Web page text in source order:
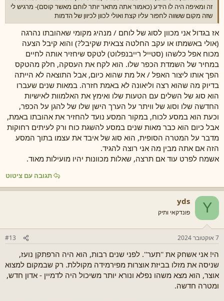
זה ומאיפה היה לו הידע (כאמור אתה מתאר יותר לוחם מאשר קוסם)- מרגיש לי
שזה מקום ששווה לחפור עליו קצת ואולי לכוון לכיוון של הדמות
אז בגדול אני מכוון לסוג של לוחם / מנהיג מקומי שאהובתו נהרגה
(אולי באשמתו או עקב החלטה צבאית שקיבל?) והוא קיבל הצעה
מכוח אפל כלשהו (סטייל רייבנפלוט) לטקס שיחזיר אותה לחיים
במחיר של השמדת הכפר שלו. הוא לקח את העסקה, חלק מהטקס
הפך אותו ליצור האפל / אל מת שהוא כיום, אבל התוצאה לא הייתה
בדיוק מה שהוא רצה וליאונה לא באמת חזרה. במאות שנים שעברו
הוא סוג של השלים עם הטעות שלו ואימץ את האלמוות לאישיות
החדשה שלו וסוג של וויתר על הערך הישן שלו של להגן על הכפר,
וכעת הוא במסע לכוח, במקור המסע נועד להחזיר את אהובתו באמת,
אבל כיום הוא כבר מאות שנים במסע להשגת כוח ורק לעיתים רחוקות
מדבר על המטרה הסופית, הוא סוג של איבד את עצמו בתוך המסע
הזה אם אתה מבין מה אני רוצה להגיד.
אשמח לפרט עוד אם תרצה, שאלות מכוונות יהיו מועילות מאוד.
תגובה עם ציטוט
Y
yds
פונדקאי ותיק
7 אוקטובר 2024 #13
הי! אני אשחק את ''תער''. לפני שנים רבות, הוא היה הרפתקן נועז,
שניסה את מזלו בביזת אוצרות מפירמידה מקוללת. רק שבמקום למצוא
אוצר, הוא מצא משהו נפלא ונורא יותר משיכול היה לדמיין - אדון חדש,
ומטרה חדשה.